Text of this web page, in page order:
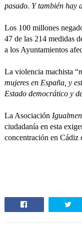
pasado. Y también hay
Los 100 millones
47 de las 214 medidas
a los Ayuntamientos
La violencia machista “
mujeres en España, y
Estado democrático y
La Asociación
ciudadanía en esta
concentración en Cádiz